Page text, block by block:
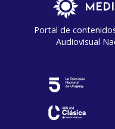
Portal de
Audiovisual